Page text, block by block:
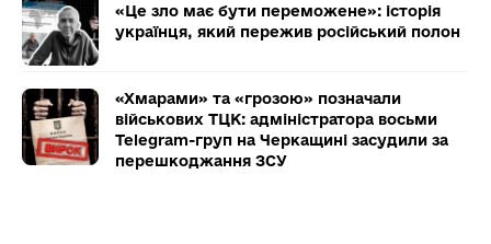
«Це зло має бути переможене»: історія
українця, який пережив російський полон
«Хмарами» та «грозою» позначали
військових ТЦК: адміністратора восьми
Telegram-груп на Черкащині засудили за
перешкоджання ЗСУ